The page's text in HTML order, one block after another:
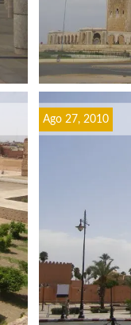
Ago 27, 2010